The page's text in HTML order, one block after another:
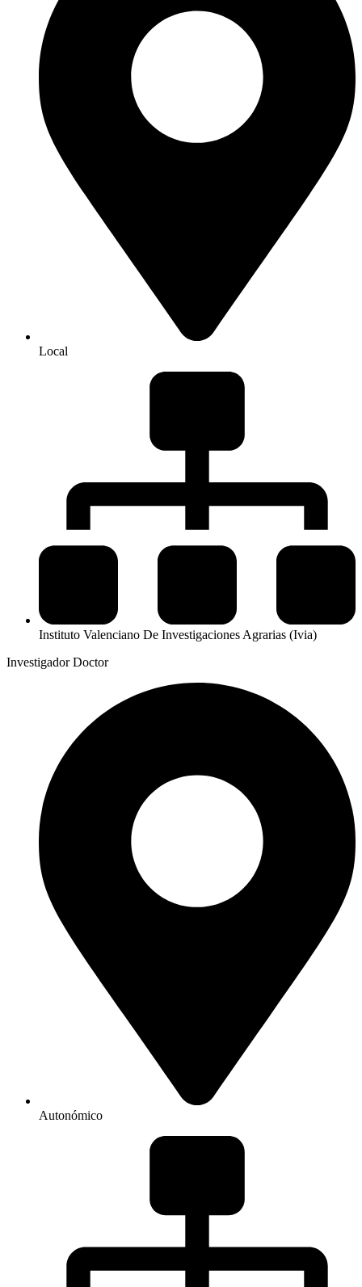
Local
Instituto Valenciano De Investigaciones Agrarias (Ivia)
Investigador Doctor
Autonómico